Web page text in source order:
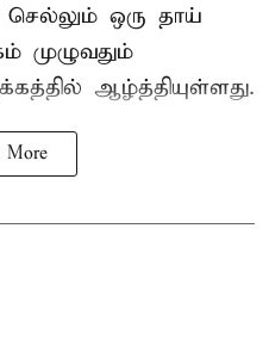
செல்லும் ஒரு தாய்
முழுவதும்
ஆழ்த்தியுள்ளது.
More